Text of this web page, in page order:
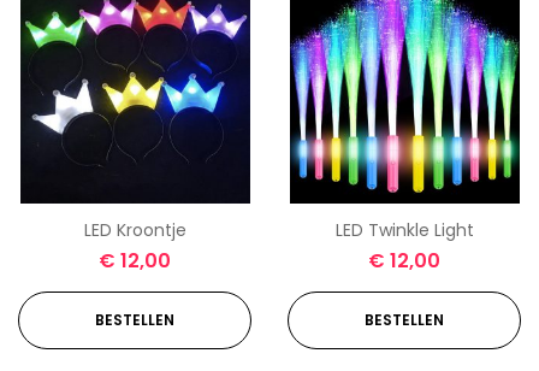
LED Kroontje
€ 12,00
BESTELLEN
LED Twinkle Light
€ 12,00
BESTELLEN